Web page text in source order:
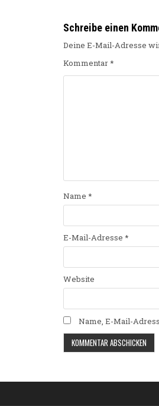
Schreibe einen
Deine E-Mail-Adresse
Kommentar*
Name *
E-Mail-Adresse *
Website
Name, E-Mail-